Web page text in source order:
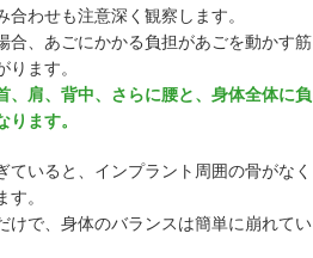
合わせも注意深く観察します。
合、あごにかかる負担があごを動かす筋
ります。
、肩、背中、さらに腰と、身体全体に負
ます。
ていると、インプラント周囲の骨がなく
。
けで、身体のバランスは簡単に崩れてい